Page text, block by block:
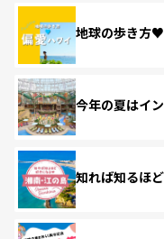
地球の歩き方
今年の夏はイ
知れば知るほ